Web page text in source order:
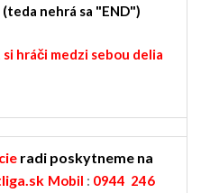
nehrá sa "END")
hráči medzi sebou delia
radi poskytneme na
Mobil : 0944 246